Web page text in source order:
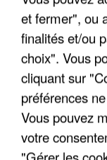
UNE TOURISTE
COULÉE DE
et fermer", ou
finalités et/ou
choix". Vous
cliquant sur
préférences
Vous pouvez
votre